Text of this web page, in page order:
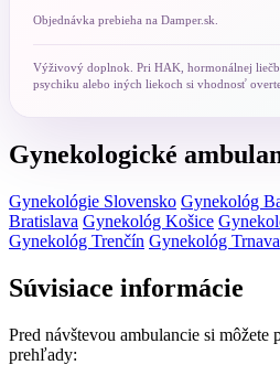
Objednávka prebieha na Damper.sk.
Výživový doplnok. Pri HAK, hormonálnej
psychiku alebo iných liekoch si vhodnosť
Gynekologické
Gynekológie Slovensko Gynekológ
Bratislava Gynekológ Košice
Gynekológ Trenčín Gynekológ Trnava
Súvisiace informácie
Pred návštevou ambulancie si môžete
prehľady: